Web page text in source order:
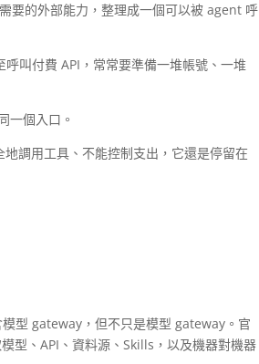
要的外部能力，整理成一個可以被 agent 呼
叫付費 API，常常要準備一堆帳號、一堆
一個入口。
調用工具、不能控制支出，它還是停留在
型 gateway，但不只是模型 gateway。官
型、API、資料源、Skills，以及機器對機器